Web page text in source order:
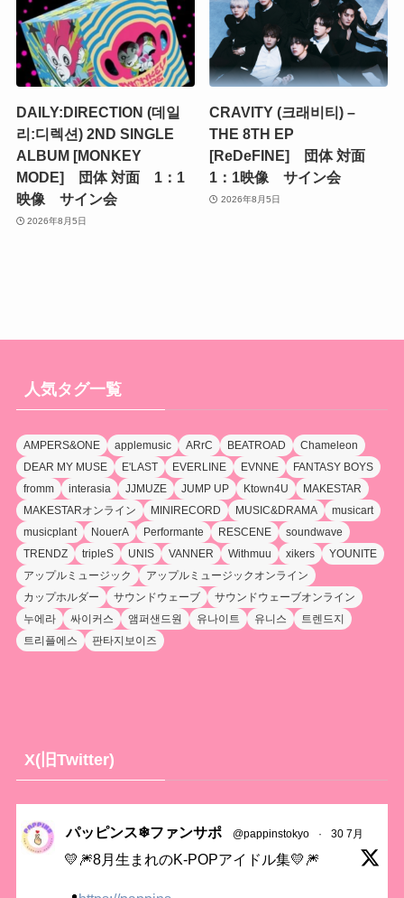
DAILY:DIRECTION (데일
리:디렉션) 2ND SINGLE
ALBUM [MONKEY
MODE] 団体 対面 1：1
映像 サイン会
2026年8月5日
CRAVITY (크래비티) –
THE 8TH EP
[ReDeFINE] 団体 対面
1：1映像 サイン会
2026年8月5日
人気タグ一覧
AMPERS&ONE applemusic ARrC BEATROAD
Chameleon
DEAR MY MUSE
E'LAST EVERLINE EVNNE
FANTASY BOYS
fromm
interasia JJMUZE JUMP UP Ktown4U
MAKESTAR
MAKESTARオンライン
MINIRECORD MUSIC&DRAMA
musicart
musicplant
NouerA Performante RESCENE
soundwave
TRENDZ
tripleS UNIS VANNER Withmuu xikers
YOUNITE
アップルミュージック
アップルミュージックオンライン
カップホルダー
サウンドウェーブ
サウンドウェーブオンライン
누에라
싸이커스 앰퍼샌드원 유나이트 유니스
트렌드지
트리플에스
판타지보이즈
X(旧Twitter)
パッピンス❄ファンサポ @pappinstokyo · 30 7月
💛🎆8月生まれのK-POPアイドル集💛🎆